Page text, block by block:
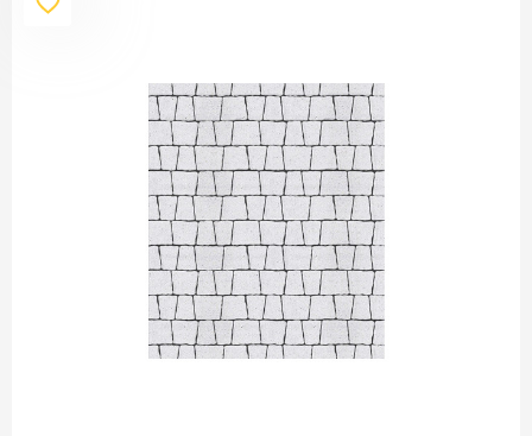
ПЕРЕЙТИ
Продажа бордюров в
Краснодаре
ПЕРЕЙТИ